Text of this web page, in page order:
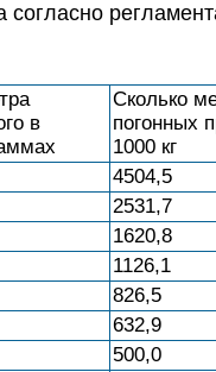
согласно
в
Сколько
погонных
1000 кг
4504,5
2531,7
1620,8
1126,1
826,5
632,9
500,0